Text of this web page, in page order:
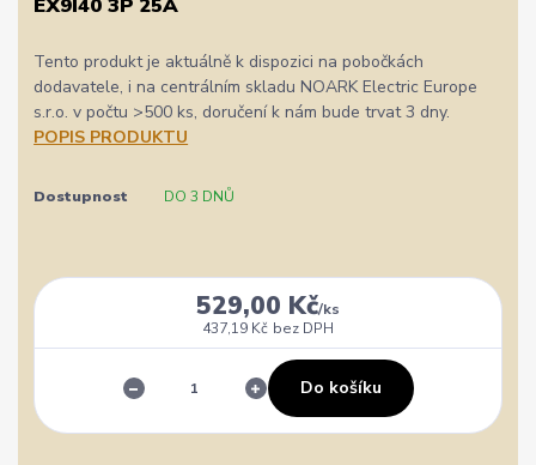
Tento produkt je aktuálně k dispozici na pobočkách
dodavatele, i na centrálním skladu NOARK Electric Europe
s.r.o. v počtu >500 ks, doručení k nám bude trvat 3 dny.
POPIS PRODUKTU
Dostupnost DO 3 DNŮ
529,00 Kč/ks
437,19 Kč bez DPH
Do košíku